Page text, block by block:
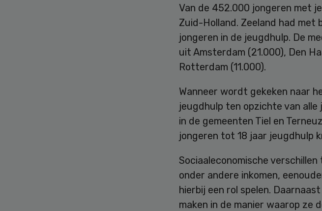
Van de 452.000 jongeren met
Zuid-Holland. Zeeland had met
jongeren in de jeugdhulp. De
uit Amsterdam (21.000), Den
Rotterdam (11.000).
Wanneer wordt gekeken naar
jeugdhulp ten opzichte van
in de gemeenten Tiel en
jongeren tot 18 jaar jeugdhulp
Sociaaleconomische
onder andere inkomen,
hierbij een rol spelen.
maken in de manier waarop ze